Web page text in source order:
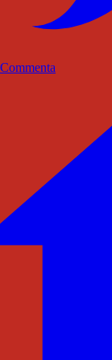
Commenta